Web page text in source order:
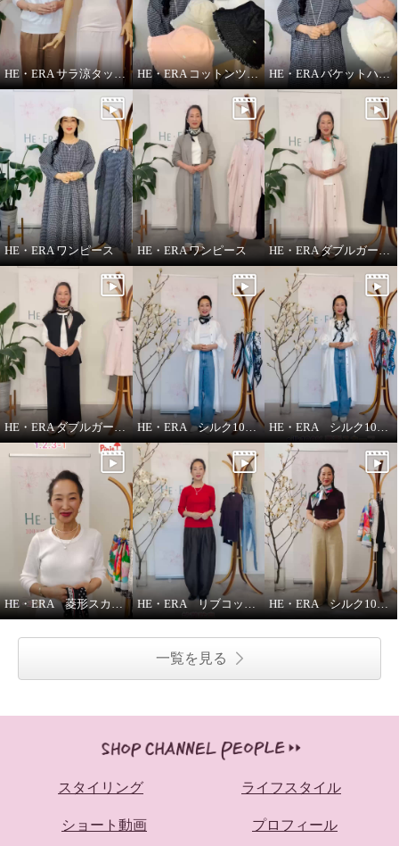
HE・ERA サラ涼タッチ ペチパンツ HE・ERA コットンツイル バケットハット HE・ERA バケットハット
HE・ERA ワンピース HE・ERA ワンピース HE・ERA ダブルガーゼ パンツ
HE・ERA ダブルガーゼ ジレ HE・ERA シルク100％アレンジ広がる 菱形スカーフ
HE・ERA 菱形スカーフの巻き方 HE・ERA リブコットンインナー 3枚セット HE・ERA シルク100％ スクエアー 大判スカーフ
一覧を見る
スタイリング ライフスタイル
ショート動画 プロフィール